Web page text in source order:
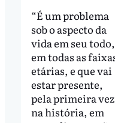
“É um problema
sob o aspecto da
vida em seu todo,
em todas as
etárias, e que vai
estar presente,
pela primeira vez
na história, em